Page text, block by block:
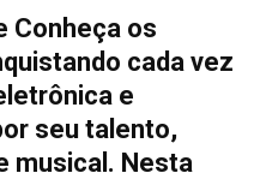
Conheça os
cada vez
e
seu talento,
musical. Nesta